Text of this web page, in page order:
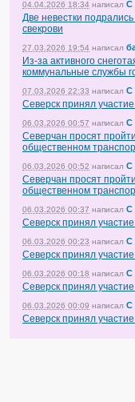
04.04.2026 18:34 написал С
Две невестки
свекрови
27.03.2026 19:54 написал
Из-за активного
коммунальные службы
07.03.2026 22:33 написал С
Северск принял
06.03.2026 00:57 написал С
Северчан просят
общественном
06.03.2026 00:52 написал С
Северчан просят
общественном
06.03.2026 00:37 написал С
Северск принял
06.03.2026 00:23 написал С
Северск принял
06.03.2026 00:18 написал С
Северск принял
06.03.2026 00:09 написал С
Северск принял